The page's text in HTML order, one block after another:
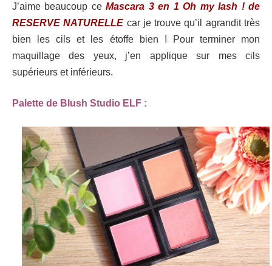
J’aime beaucoup ce Mascara 3 en 1 Oh my lash ! de
RESERVE NATURELLE car je trouve qu’il agrandit très
bien les cils et les étoffe bien ! Pour terminer mon
maquillage des yeux, j’en applique sur mes cils
supérieurs et inférieurs.
Palette de Blush Studio ELF :